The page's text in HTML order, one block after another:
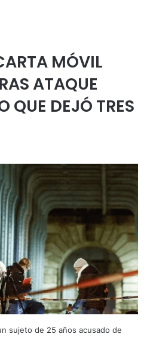
MÓVIL
ATAQUE
QUE DEJÓ TRES
sujeto de 25 años acusado de